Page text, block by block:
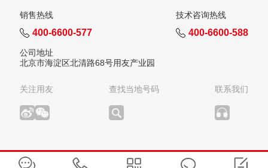
销售热线
400-6600-577
技术咨询热线
400-6600-588
公司地址
北京市海淀区北清路68号用友产业园
关注用友 查找当地号码 联系我们
版权所有：用友网络科技股份有限公司